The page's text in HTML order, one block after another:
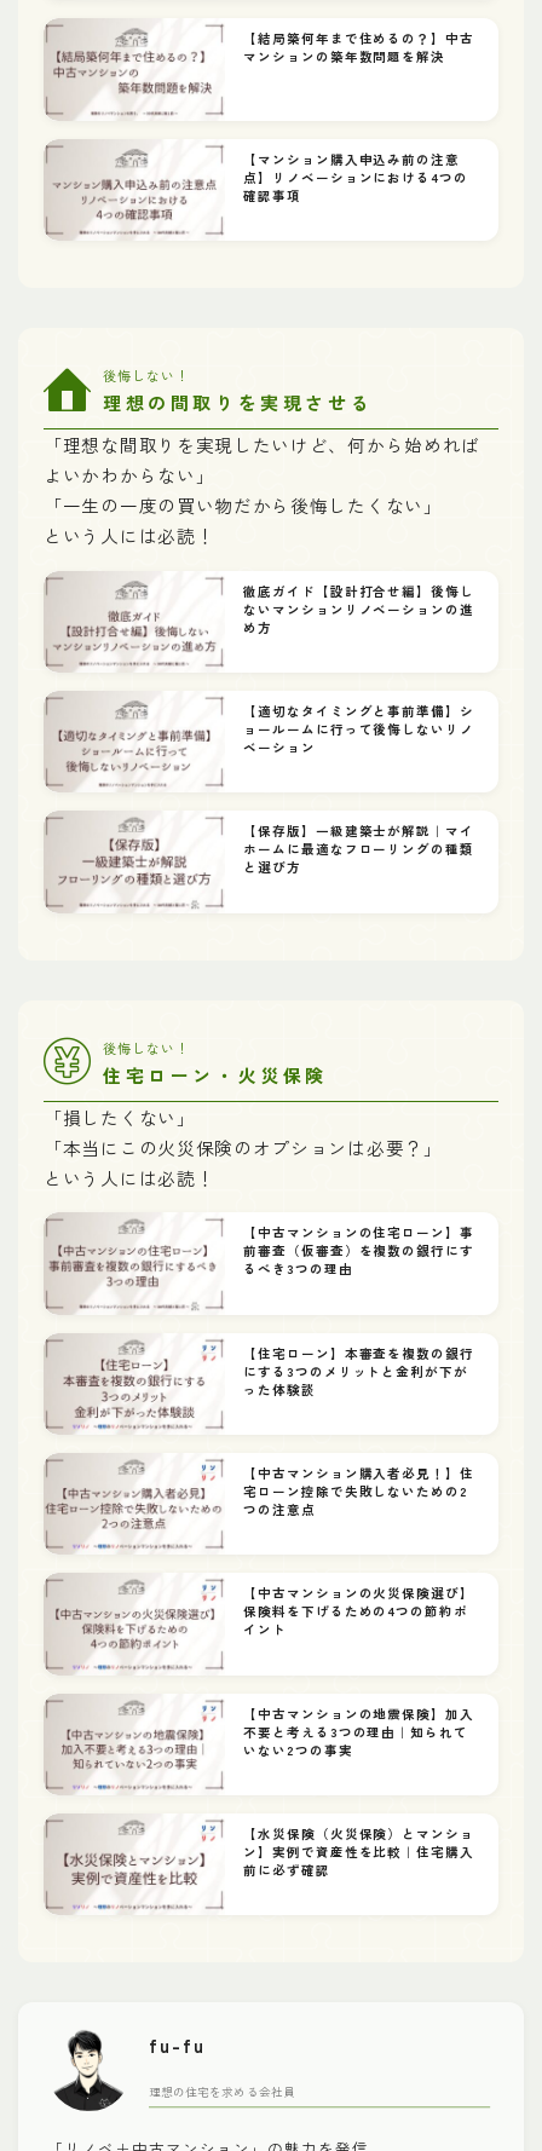
【結局築何年まで住めるの？】中古
マンションの築年数問題を解決
【マンション購入申込み前の注意
点】リノベーションにおける4つの
確認事項
後悔しない！
理想の間取りを実現させる
「理想な間取りを実現したいけど、何から始めれば
よいかわからない」
「一生の一度の買い物だから後悔したくない」
という人には必読！
徹底ガイド【設計打合せ編】後悔し
ないマンションリノベーションの進
め方
【適切なタイミングと事前準備】シ
ョールームに行って後悔しないリノ
ベーション
【保存版】一級建築士が解説｜マイ
ホームに最適なフローリングの種類
と選び方
後悔しない！
住宅ローン・火災保険
「損したくない」
「本当にこの火災保険のオプションは必要？」
という人には必読！
【中古マンションの住宅ローン】事
前審査（仮審査）を複数の銀行にす
るべき3つの理由
【住宅ローン】本審査を複数の銀行
にする3つのメリットと金利が下が
った体験談
【中古マンション購入者必見！】住
宅ローン控除で失敗しないための2
つの注意点
【中古マンションの火災保険選び】
保険料を下げるための4つの節約ポ
イント
【中古マンションの地震保険】加入
不要と考える3つの理由｜知られて
いない2つの事実
【水災保険（火災保険）とマンショ
ン】実例で資産性を比較｜住宅購入
前に必ず確認
fu-fu
理想の住宅を求める会社員